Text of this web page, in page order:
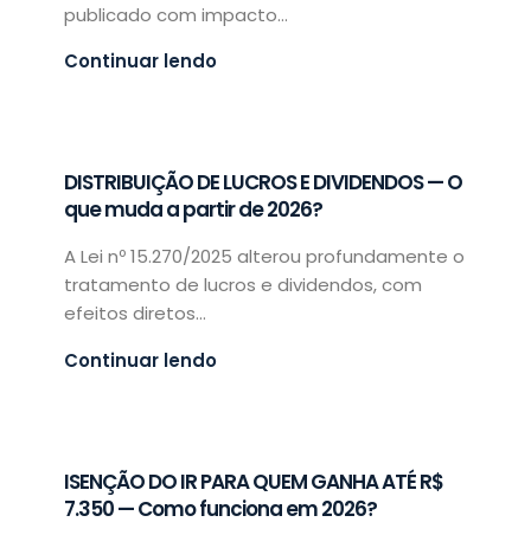
publicado com impacto...
Continuar lendo
DISTRIBUIÇÃO DE LUCROS E DIVIDENDOS — O
que muda a partir de 2026?
A Lei nº 15.270/2025 alterou profundamente o
tratamento de lucros e dividendos, com
efeitos diretos...
Continuar lendo
ISENÇÃO DO IR PARA QUEM GANHA ATÉ R$
7.350 — Como funciona em 2026?